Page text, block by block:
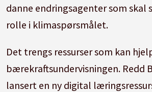
danne endringsagenter som skal
rolle i klimaspørsmålet.
Det trengs ressurser som kan
bærekraftsundervisningen. Redd
lansert en ny digital